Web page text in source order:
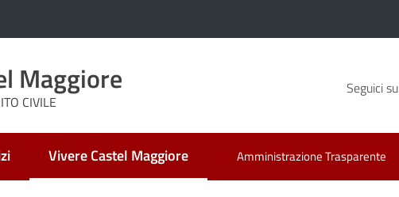
Maggiore
CIVILE
Seguici su
Vivere Castel Maggiore
Menu selezionato Amministrazione Trasparente